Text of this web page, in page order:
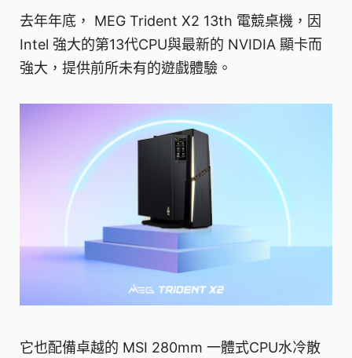
去年年底， MEG Trident X2 13th 電競桌機，因
Intel 強大的第13代CPU與最新的 NVIDIA 顯卡而
強大，提供前所未有的遊戲體驗。
它也配備卓越的 MSI 280mm 一體式CPU水冷散